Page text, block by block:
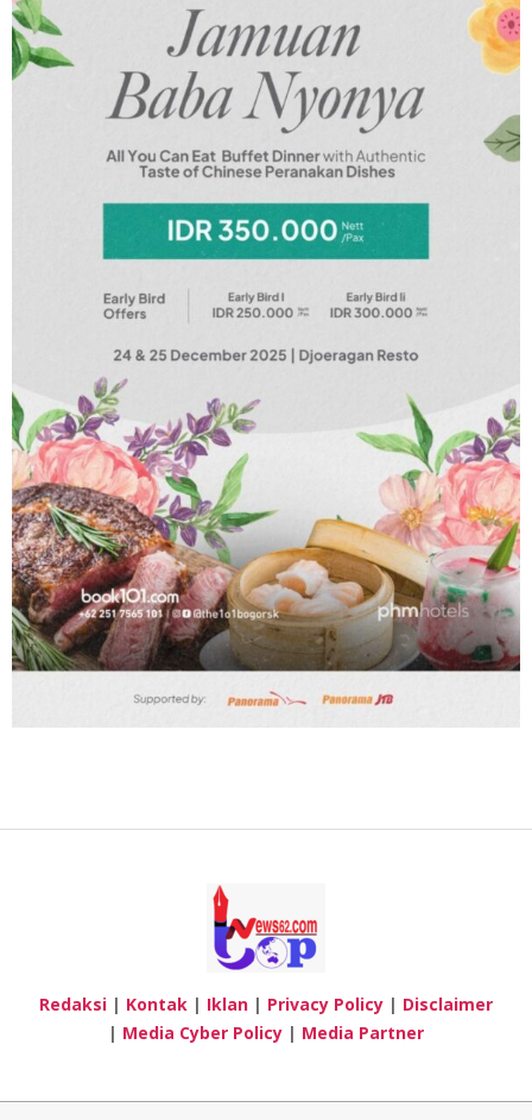
Redaksi | Kontak | Iklan | Privacy Policy | Disclaimer
| Media Cyber Policy | Media Partner